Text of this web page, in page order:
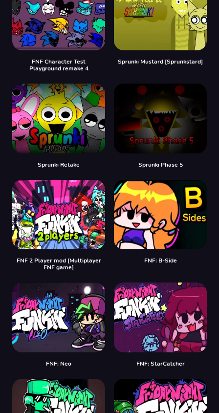
FNF Character Test
Playground remake 4
Sprunki Mustard [Sprunkstard]
Sprunki Retake Sprunki Phase 5
FNF 2 Player mod [Multiplayer
FNF game]
FNF: B-Side
FNF: Neo FNF: StarCatcher